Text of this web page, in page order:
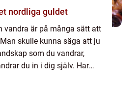
nordliga guldet
vandra är på många sätt att
skulle kunna säga att ju
som du vandrar,
du in i dig själv. Har